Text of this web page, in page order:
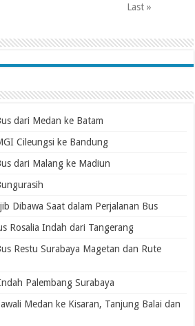
Last »
dari Medan ke Batam
Cileungsi ke Bandung
dari Malang ke Madiun
Dibawa Saat dalam Perjalanan Bus
Rosalia Indah dari Tangerang
Restu Surabaya Magetan dan Rute
Palembang Surabaya
Medan ke Kisaran, Tanjung Balai dan